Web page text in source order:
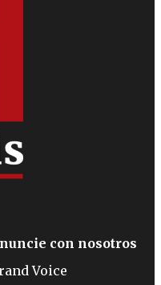
con nosotros
Voice